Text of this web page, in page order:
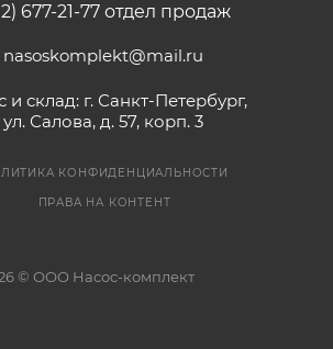
677-21-77 отдел продаж
nasoskomplekt@mail.ru
и склад: г. Санкт-Петербург,
ул. Салова, д. 57, корп. 3
КОНФИДЕНЦИАЛЬНОСТИ
ПРАВА НА КОНТЕНТ
© ООО Насос-комплект